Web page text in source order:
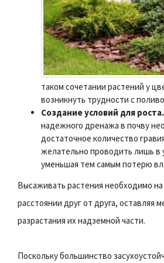
таком сочетании растений у
возникнуть трудности с
Создание условий для роста.
надежного дренажа в почву
достаточное количество
желательно проводить лишь в
уменьшая тем самым потерю
Высаживать растения необходимо
расстоянии друг от друга, оставляя
разрастания их надземной части.
Поскольку большинство